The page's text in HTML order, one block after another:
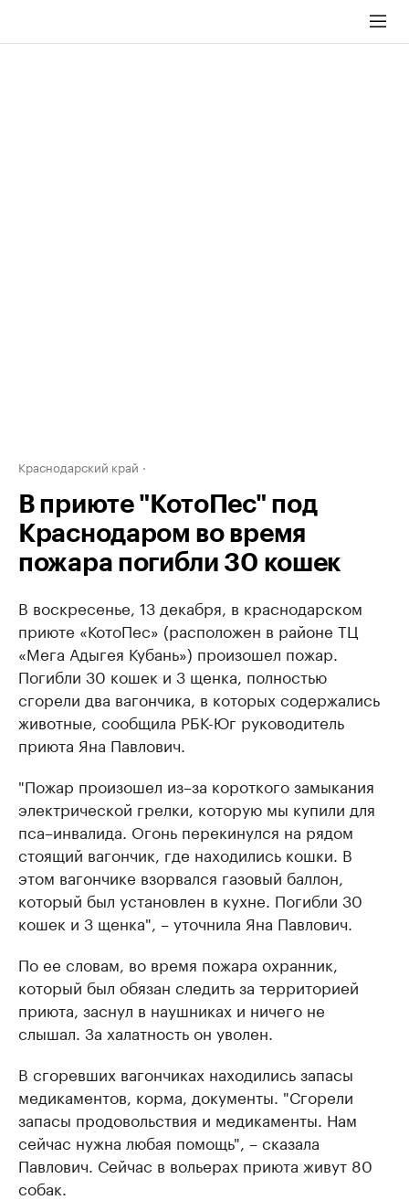
Краснодарский край
В приюте "КотоПес" под
Краснодаром во время
пожара погибли 30 кошек
В воскресенье, 13 декабря, в краснодарском
приюте «КотоПес» (расположен в районе ТЦ
«Мега Адыгея Кубань») произошел пожар.
Погибли 30 кошек и 3 щенка, полностью
сгорели два вагончика, в которых содержались
животные, сообщила РБК-Юг руководитель
приюта Яна Павлович.
"Пожар произошел из–за короткого замыкания
электрической грелки, которую мы купили для
пса–инвалида. Огонь перекинулся на рядом
стоящий вагончик, где находились кошки. В
этом вагончике взорвался газовый баллон,
который был установлен в кухне. Погибли 30
кошек и 3 щенка", – уточнила Яна Павлович.
По ее словам, во время пожара охранник,
который был обязан следить за территорией
приюта, заснул в наушниках и ничего не
слышал. За халатность он уволен.
В сгоревших вагончиках находились запасы
медикаментов, корма, документы. "Сгорели
запасы продовольствия и медикаменты. Нам
сейчас нужна любая помощь", – сказала
Павлович. Сейчас в вольерах приюта живут 80
собак.